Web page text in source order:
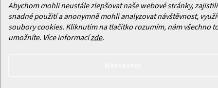
Abychom mohli neustále zlepšovat naše webové stránky,
snadné použití a anonymně mohli analyzovat návštěvnost,
soubory cookies. Kliknutím na tlačítko rozumím, nám všechno
umožníte. Více informacízde.